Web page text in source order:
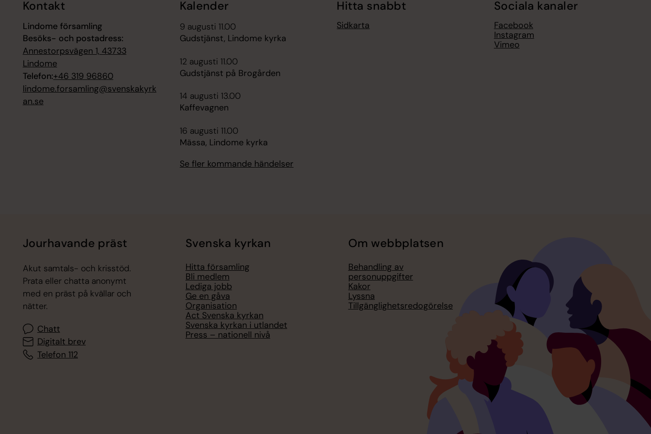
Kontakt
Lindome församling
Besöks- och postadress:
Annestorpsvägen 1, 43733
Lindome
Telefon:+46 319 96860
lindome.forsamling@svenskakyrk
an.se
Kalender
9 augusti 11.00
Gudstjänst, Lindome kyrka
12 augusti 11.00
Gudstjänst på Brogården
14 augusti 13.00
Kaffevagnen
16 augusti 11.00
Mässa, Lindome kyrka
Se fler kommande händelser
Hitta snabbt
Sidkarta
Sociala kanaler
Facebook
Instagram
Vimeo
Jourhavande präst
Akut samtals- och krisstöd.
Prata eller chatta anonymt
med en präst på kvällar och
nätter.
Chatt
Digitalt brev
Telefon 112
Svenska kyrkan
Hitta församling
Bli medlem
Lediga jobb
Ge en gåva
Organisation
Act Svenska kyrkan
Svenska kyrkan i utlandet
Press – nationell nivå
Om webbplatsen
Behandling av
personuppgifter
Kakor
Lyssna
Tillgänglighetsredogörelse